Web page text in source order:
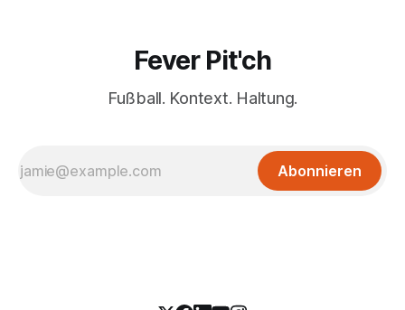
Fever Pit'ch
Fußball. Kontext. Haltung.
Abonnieren